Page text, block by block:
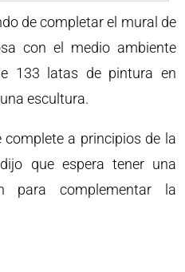
de completar el mural de
con el medio ambiente
133 latas de pintura en
escultura.
complete a principios de la
que espera tener una
para complementar la